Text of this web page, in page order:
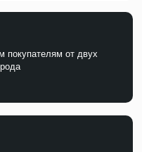
покупателям от двух